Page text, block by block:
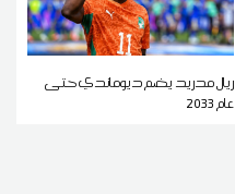
ريال مدريد يضم ديوماندي حتى
عام 2033